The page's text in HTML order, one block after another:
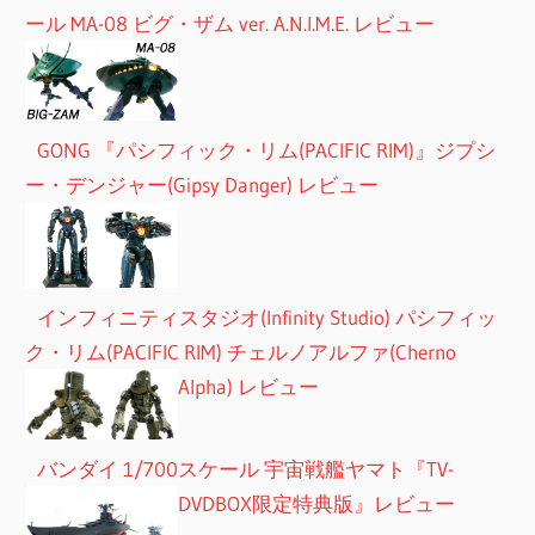
ール MA-08 ビグ・ザム ver. A.N.I.M.E. レビュー
GONG 『パシフィック・リム(PACIFIC RIM)』ジプシ
ー・デンジャー(Gipsy Danger) レビュー
インフィニティスタジオ(Infinity Studio) パシフィッ
ク・リム(PACIFIC RIM) チェルノアルファ(Cherno
Alpha) レビュー
バンダイ 1/700スケール 宇宙戦艦ヤマト『TV-
DVDBOX限定特典版』レビュー